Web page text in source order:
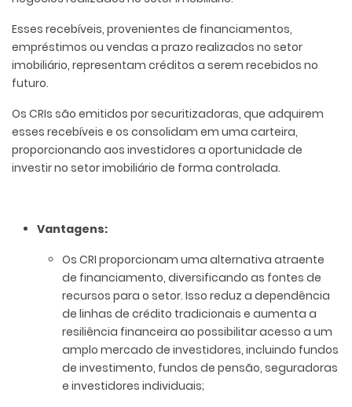
Esses recebíveis, provenientes de financiamentos,
empréstimos ou vendas a prazo realizados no setor
imobiliário, representam créditos a serem recebidos no
futuro.
Os CRIs são emitidos por securitizadoras, que adquirem
esses recebíveis e os consolidam em uma carteira,
proporcionando aos investidores a oportunidade de
investir no setor imobiliário de forma controlada.
Vantagens:
Os CRI proporcionam uma alternativa atraente
de financiamento, diversificando as fontes de
recursos para o setor. Isso reduz a dependência
de linhas de crédito tradicionais e aumenta a
resiliência financeira ao possibilitar acesso a um
amplo mercado de investidores, incluindo fundos
de investimento, fundos de pensão, seguradoras
e investidores individuais;